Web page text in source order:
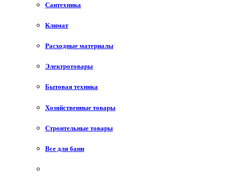
Сантехника
Климат
Расходные материалы
Электротовары
Бытовая техника
Хозяйственные товары
Строительные товары
Все для бани